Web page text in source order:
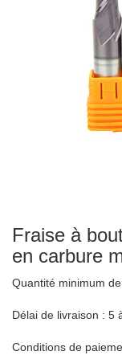
Fraise à
en carbure
Quantité minimum
Délai de livraison : 5
Conditions de